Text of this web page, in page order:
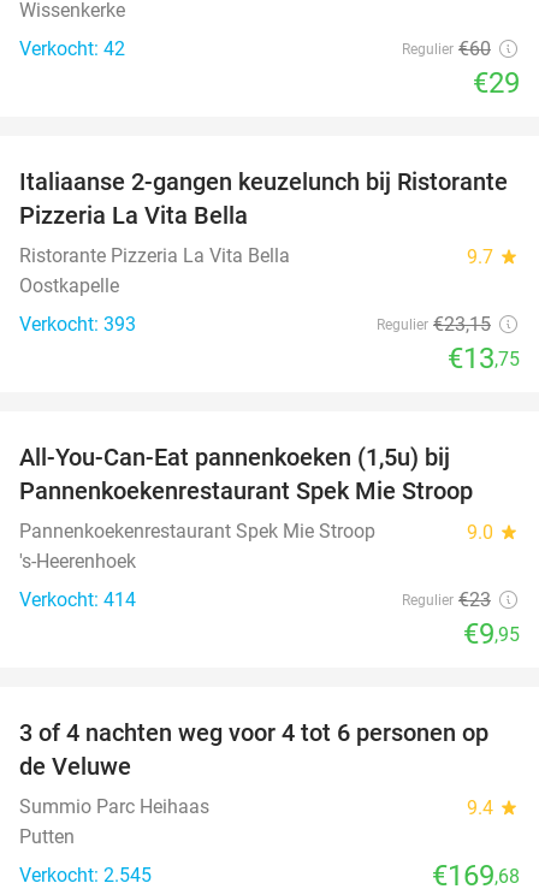
Wissenkerke
Verkocht: 42
Regulier €60
€29
41%
Italiaanse 2-gangen keuzelunch bij Ristorante
Pizzeria La Vita Bella
Ristorante Pizzeria La Vita Bella 9.7 star
Oostkapelle
Verkocht: 393
Regulier €23,15
€13,75
All-You-Can-Eat pannenkoeken (1,5u) bij
Pannenkoekenrestaurant Spek Mie Stroop
Pannenkoekenrestaurant Spek Mie Stroop 9.0 star
's-Heerenhoek
Verkocht: 414
Regulier €23
€9,95
3 of 4 nachten weg voor 4 tot 6 personen op
de Veluwe
Summio Parc Heihaas 9.4 star
Putten
Verkocht: 2.545
€169,68